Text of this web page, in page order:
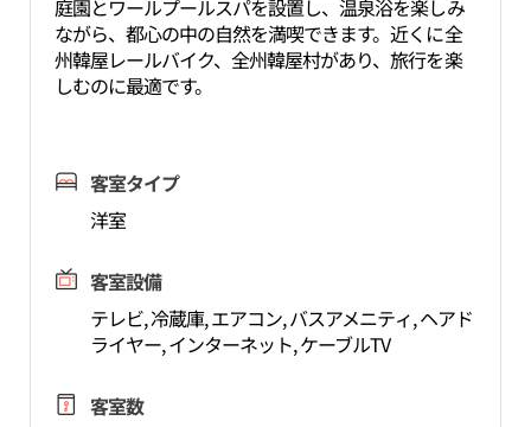
庭園とワールプールスパを設置し、温泉浴を楽しみ
ながら、都心の中の自然を満喫できます。近くに全
州韓屋レールバイク、全州韓屋村があり、旅行を楽
しむのに最適です。
客室タイプ
洋室
客室設備
テレビ, 冷蔵庫, エアコン, バスアメニティ, ヘアド
ライヤー, インターネット, ケーブルTV
客室数